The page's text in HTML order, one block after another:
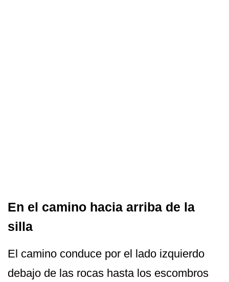
En el camino hacia arriba de la
silla
El camino conduce por el lado izquierdo
debajo de las rocas hasta los escombros